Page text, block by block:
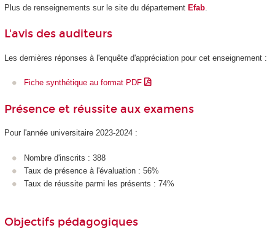
Plus de renseignements sur le site du département Efab.
L'avis des auditeurs
Les dernières réponses à l'enquête d'appréciation pour cet enseignement :
Fiche synthétique au format PDF
Présence et réussite aux examens
Pour l'année universitaire 2023-2024 :
Nombre d'inscrits : 388
Taux de présence à l'évaluation : 56%
Taux de réussite parmi les présents : 74%
Objectifs pédagogiques